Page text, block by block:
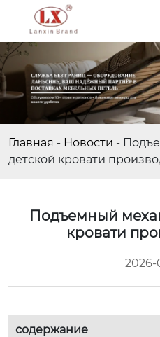
Главная - Новости -
детской кровати
Подъемный
кровати
2026-
содержание